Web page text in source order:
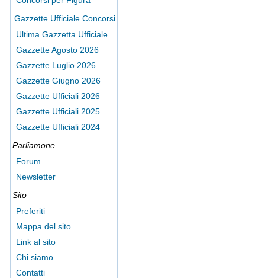
Gazzette Ufficiale Concorsi
Ultima Gazzetta Ufficiale
Gazzette Agosto 2026
Gazzette Luglio 2026
Gazzette Giugno 2026
Gazzette Ufficiali 2026
Gazzette Ufficiali 2025
Gazzette Ufficiali 2024
Parliamone
Forum
Newsletter
Sito
Preferiti
Mappa del sito
Link al sito
Chi siamo
Contatti